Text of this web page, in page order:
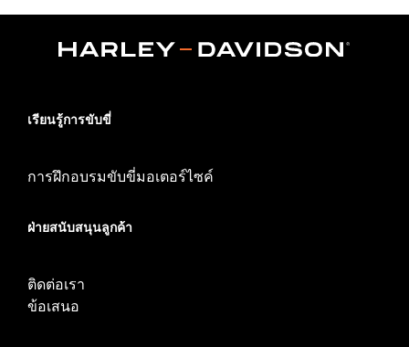
เรียนรู้การขับขี่
การฝึกอบรมขับขี่มอเตอร์ไซค์
ฝ่ายสนับสนุนลูกค้า
ติดต่อเรา
ข้อเสนอ